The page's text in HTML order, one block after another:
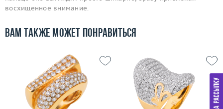
восхищенное внимание.
Вам также может понравиться